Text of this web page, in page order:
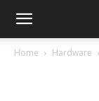
Home Hardware